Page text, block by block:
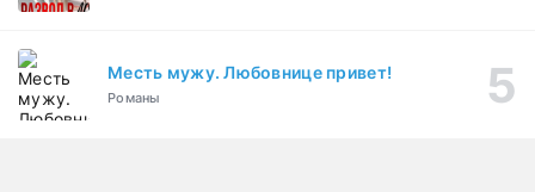
Месть мужу. Любовнице привет!
Романы